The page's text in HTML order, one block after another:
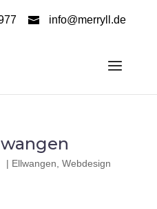
info@merryll.de
| Ellwangen Webdesign